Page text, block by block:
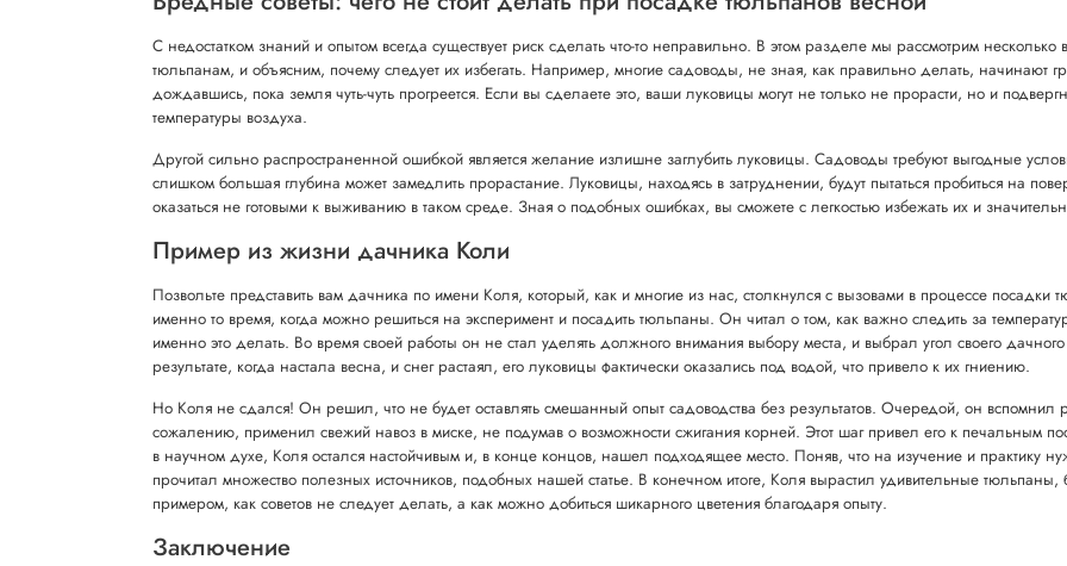
С недостатком знаний и опытом всегда существует риск сделать что-то неправильно. В этом разделе мы рассмотрим
тюльпанам, и объясним, почему следует их избегать. Например, многие садоводы, не зная, как правильно делать, начинают
дождавшись, пока земля чуть-чуть прогреется. Если вы сделаете это, ваши луковицы могут не только не прорасти, но и
температуры воздуха.
Другой сильно распространенной ошибкой является желание излишне заглубить луковицы. Садоводы требуют выгодные
слишком большая глубина может замедлить прорастание. Луковицы, находясь в затруднении, будут пытаться пробиться на
оказаться не готовыми к выживанию в таком среде. Зная о подобных ошибках, вы сможете с легкостью избежать их и
Пример из жизни дачника Коли
Позвольте представить вам дачника по имени Коля, который, как и многие из нас, столкнулся с вызовами в процессе
именно то время, когда можно решиться на эксперимент и посадить тюльпаны. Он читал о том, как важно следить за
именно это делать. Во время своей работы он не стал уделять должного внимания выбору места, и выбрал угол своего
результате, когда настала весна, и снег растаял, его луковицы фактически оказались под водой, что привело к их гниению.
Но Коля не сдался! Он решил, что не будет оставлять смешанный опыт садоводства без результатов. Очередой, он
сожалению, применил свежий навоз в миске, не подумав о возможности сжигания корней. Этот шаг привел его к печальным
в научном духе, Коля остался настойчивым и, в конце концов, нашел подходящее место. Поняв, что на изучение и практику
прочитал множество полезных источников, подобных нашей статье. В конечном итоге, Коля вырастил удивительные
примером, как советов не следует делать, а как можно добиться шикарного цветения благодаря опыту.
Заключение